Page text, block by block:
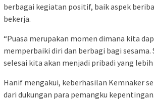
berbagai kegiatan positif, baik aspek
bekerja.
“Puasa merupakan momen dimana kita
memperbaiki diri dan berbagi bagi sesama.
selesai kita akan menjadi pribadi yang lebih
Hanif mengakui, keberhasilan Kemnaker
dari dukungan para pemangku